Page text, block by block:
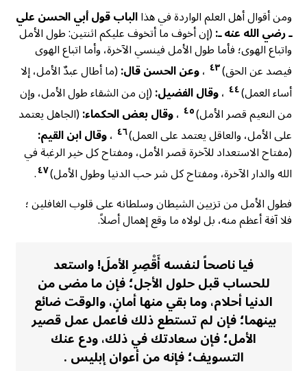
ومن أقوال أهل العلم الواردة في هذاالباب قول أبي الحسن علي
ـ رضي الله عنه ـ:(إن أخوف ما أتخوف عليكم اثنتين: طول الأمل
واتباع الهوى؛ فأما طول الأمل فينسي الآخرة، وأما اتباع الهوى
فيصد عن الحق)٤٣ ،وعن الحسن قال:(ما أطال عبدٌ الأمل، إلا
أساء العمل)٤٤ ،وقال الفضيل:(إن من الشقاء طول الأمل، وإن
من النعيم قصر الأمل)٤٥ ،وقال بعض الحكماء:(الجاهل يعتمد
على الأمل، والعاقل يعتمد على العمل)٤٦ ،وقال ابن القيم:
(مفتاح الاستعداد للآخرة قصر الأمل، ومفتاح كل خير الرغبة في
الله والدار الآخرة، ومفتاح كل شر حب الدنيا وطول الأمل)٤٧.
فطول الأمل من تزيين الشيطان وسلطانه على قلوب الغافلين ؛
فلا آفة أعظم منه، بل لولاه ما وقع إهمال أصلاً.
فيا ناصحاً لنفسه أَقْصِرِ الأملَ! واستعد
للحساب قبل حلول الأجل؛ فإن ما مضى من
الدنيا أحلام، وما بقي منها أمانٍ، والوقت ضائع
بينهما؛ فإن لم تستطع ذلك فاعمل عمل قصير
الأمل؛ فإن سعادتك في ذلك، ودع عنك
التسويف؛ فإنه من أعوان إبليس .